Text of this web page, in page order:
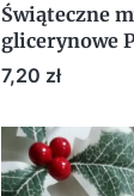
Świąteczne
glicerynowe PREZENT Mikołajki z
personalizacją
Cena
7,20 zł